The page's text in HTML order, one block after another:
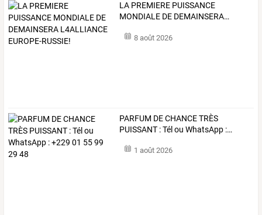
LA PREMIERE PUISSANCE
MONDIALE DE DEMAINSERA…
8 août 2026
PARFUM DECHANCETRÈS
PUISSANT :Télou WhatsApp :…
1 août 2026